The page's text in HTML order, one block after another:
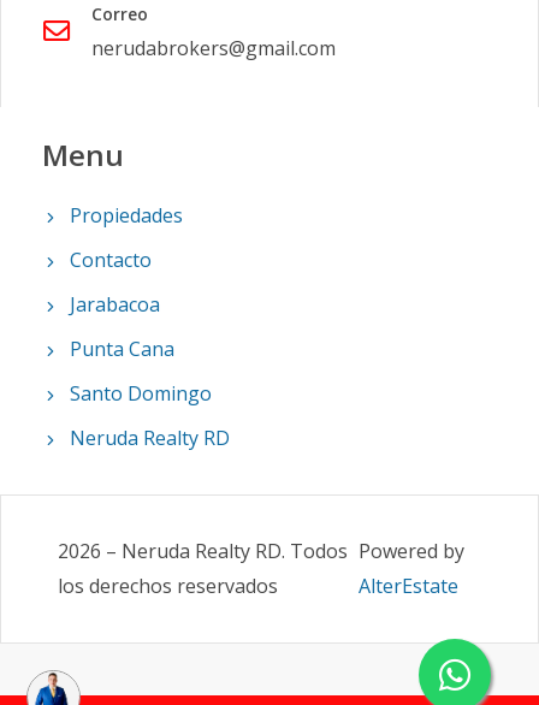
Correo
nerudabrokers@gmail.com
Menu
Propiedades
Contacto
Jarabacoa
Punta Cana
Santo Domingo
Neruda Realty RD
2026 – Neruda Realty RD. Todos
los derechos reservados
Powered by
AlterEstate